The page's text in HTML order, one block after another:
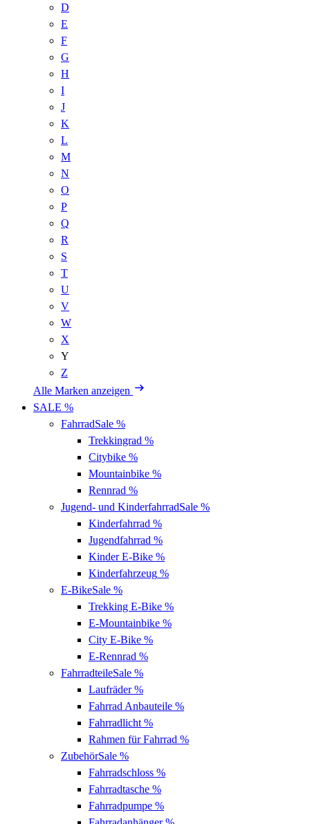
D
E
F
G
H
I
J
K
L
M
N
O
P
Q
R
S
T
U
V
W
X
Y
Z
Alle Marken anzeigen
SALE %
FahrradSale %
Trekkingrad %
Citybike %
Mountainbike %
Rennrad %
Jugend- und KinderfahrradSale %
Kinderfahrrad %
Jugendfahrrad %
Kinder E-Bike %
Kinderfahrzeug %
E-BikeSale %
Trekking E-Bike %
E-Mountainbike %
City E-Bike %
E-Rennrad %
FahrradteileSale %
Laufräder%
Fahrrad Anbauteile %
Fahrradlicht %
Rahmen für Fahrrad %
ZubehörSale %
Fahrradschloss %
Fahrradtasche %
Fahrradpumpe %